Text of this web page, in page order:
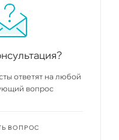
ответят на любой
вопрос
ВОПРОС